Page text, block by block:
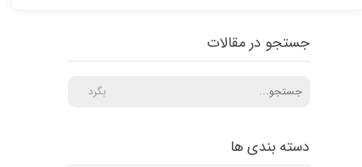
دسته بندی ها
جستجو در مقالات
بگرد